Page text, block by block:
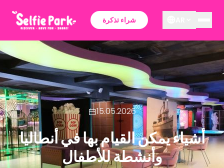
شراء تذكرة
15.05.2026
أشياء يمكن القيام بها في أنطاليا
وأنشطة للأطفال